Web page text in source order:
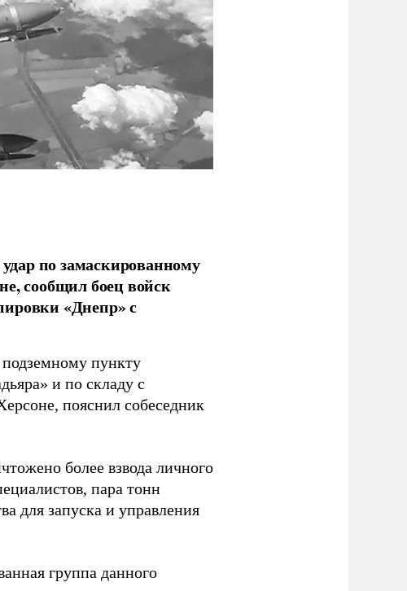
по замаскированному
сообщил боец войск
«Днепр» с
пункту
и по складу с
пояснил собеседник
более взвода личного
пара тонн
для запуска и управления
группа данного